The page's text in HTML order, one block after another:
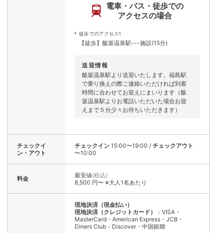
電車・バス・徒歩での
アクセスの場合
徒歩でのアクセス1
【徒歩】飯坂温泉駅---施設(15分)
送迎情報
飯坂温泉駅より送迎いたします。福島駅
で乗り換えの際ご連絡いただければ到着
時間に合わせてお迎えにまいります（飯
坂温泉駅よりお電話いただいた場合お迎
えまで５分少々お待ちいただきます）
チェックイ
ン・アウト
チェックイン 15:00〜19:00 / チェックアウト
〜10:00
料金 最安値(税込)
8,500 円〜 ※大人1名あたり
現地決済（現金払い）
現地決済（クレジットカード）
：VISA・
MasterCard・American Express・JCB・
Diners Club・Discover・中国銀聯